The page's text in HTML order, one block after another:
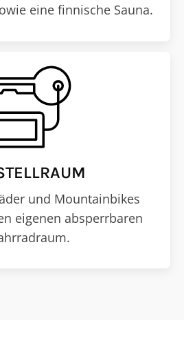
eine finnische Sauna.
und Mountainbikes
eigenen absperrbaren